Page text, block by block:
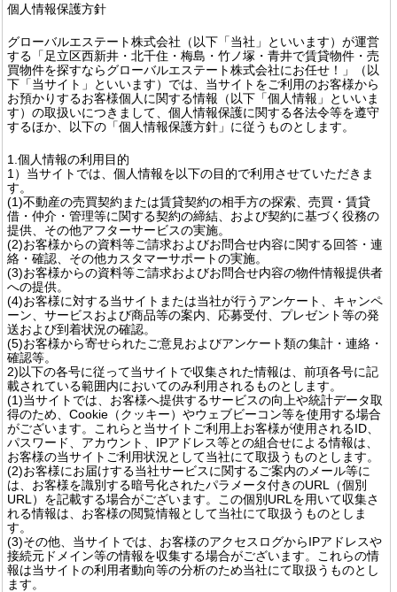
個人情報保護方針
グローバルエステート株式会社（以下「当社」といいます）が運営
する「足立区西新井・北千住・梅島・竹ノ塚・青井で賃貸物件・売
買物件を探すならグローバルエステート株式会社にお任せ！」（以
下「当サイト」といいます）では、当サイトをご利用のお客様から
お預かりするお客様個人に関する情報（以下「個人情報」といいま
す）の取扱いにつきまして、個人情報保護に関する各法令等を遵守
するほか、以下の「個人情報保護方針」に従うものとします。
1.個人情報の利用目的
1）当サイトでは、個人情報を以下の目的で利用させていただきま
す。
(1)不動産の売買契約または賃貸契約の相手方の探索、売買・賃貸
借・仲介・管理等に関する契約の締結、および契約に基づく役務の
提供、その他アフターサービスの実施。
(2)お客様からの資料等ご請求およびお問合せ内容に関する回答・連
絡・確認、その他カスタマーサポートの実施。
(3)お客様からの資料等ご請求およびお問合せ内容の物件情報提供者
への提供。
(4)お客様に対する当サイトまたは当社が行うアンケート、キャンペ
ーン、サービスおよび商品等の案内、応募受付、プレゼント等の発
送および到着状況の確認。
(5)お客様から寄せられたご意見およびアンケート類の集計・連絡・
確認等。
2)以下の各号に従って当サイトで収集された情報は、前項各号に記
載されている範囲内においてのみ利用されるものとします。
(1)当サイトでは、お客様へ提供するサービスの向上や統計データ取
得のため、Cookie（クッキー）やウェブビーコン等を使用する場合
がございます。これらと当サイトご利用上お客様が使用されるID、
パスワード、アカウント、IPアドレス等との組合せによる情報は、
お客様の当サイトご利用状況として当社にて取扱うものとします。
(2)お客様にお届けする当社サービスに関するご案内のメール等に
は、お客様を識別する暗号化されたパラメータ付きのURL（個別
URL）を記載する場合がございます。この個別URLを用いて収集さ
れる情報は、お客様の閲覧情報として当社にて取扱うものとしま
す。
(3)その他、当サイトでは、お客様のアクセスログからIPアドレスや
接続元ドメイン等の情報を収集する場合がございます。これらの情
報は当サイトの利用者動向等の分析のため当社にて取扱うものとし
ます。